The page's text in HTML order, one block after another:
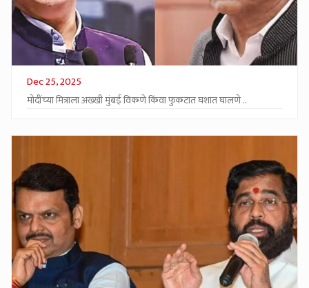
Dec 25, 2025
मोदींच्या मित्राला अख्खी मुंबई विकणे किंवा फुकटात घशात घालणे ..